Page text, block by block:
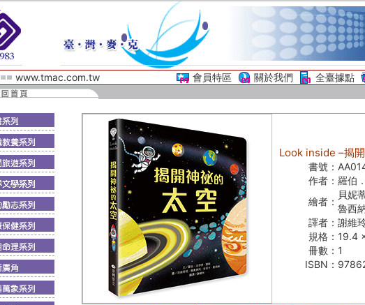
www.tmac.com.tw 會員特區 關於我們 全臺據點
Look inside –揭
書號：
作者： 羅伯
繪者：
貝妮
魯西
譯者： 謝維
規格： 19.4
冊數： 1
ISBN：